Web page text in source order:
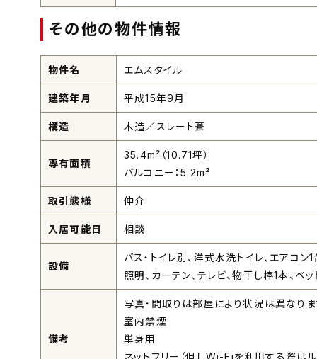
その他の物件情報
物件名 エムスタイル
建築年月 平成15年9月
構造 木造／スレート葺
専有面積
35.4m²（10.71坪）
バルコニー：5.2m²
取引態様 仲介
入居可能日 相談
設備
バス・トイレ別、洋式水洗トイレ、エアコ
照明、カーテン、テレビ、物干し棒1本、
備考
写真・間取りは部屋により状況は異なりま
室内禁煙
単身用
ネットフリー（但しWi-Fiを利用する際は